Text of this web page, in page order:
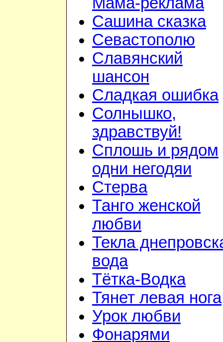
Сашина сказка
Севастополю
Славянский
шансон
Сладкая ошибка
Солнышко,
здравствуй!
Сплошь и рядом
одни негодяи
Стерва
Танго женской
любви
Текла
вода
Тётка-Водка
Тянет левая нога
Урок любви
Фонарями